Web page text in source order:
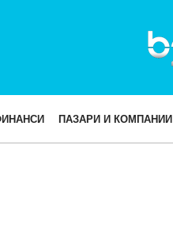
ПАЗАРИ И КОМПАНИИ